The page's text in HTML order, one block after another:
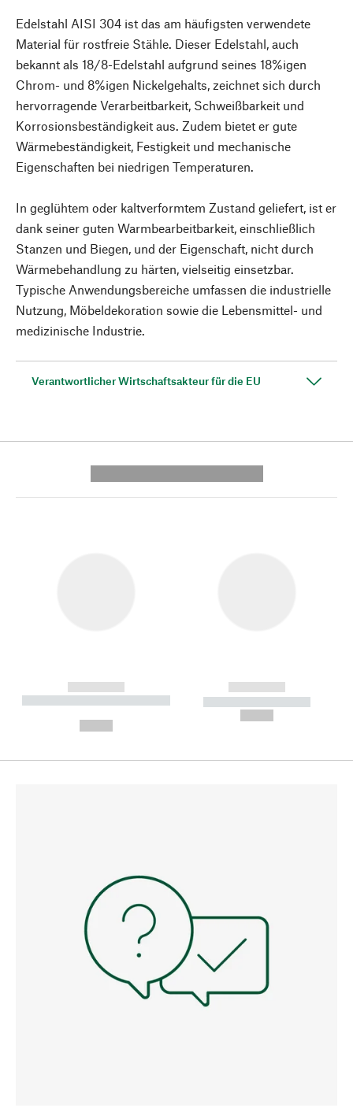
Edelstahl AISI 304 ist das am häufigsten verwendete
Material für rostfreie Stähle. Dieser Edelstahl, auch
bekannt als 18/8-Edelstahl aufgrund seines 18%igen
Chrom- und 8%igen Nickelgehalts, zeichnet sich durch
hervorragende Verarbeitbarkeit, Schweißbarkeit und
Korrosionsbeständigkeit aus. Zudem bietet er gute
Wärmebeständigkeit, Festigkeit und mechanische
Eigenschaften bei niedrigen Temperaturen.
In geglühtem oder kaltverformtem Zustand geliefert, ist er
dank seiner guten Warmbearbeitbarkeit, einschließlich
Stanzen und Biegen, und der Eigenschaft, nicht durch
Wärmebehandlung zu härten, vielseitig einsetzbar.
Typische Anwendungsbereiche umfassen die industrielle
Nutzung, Möbeldekoration sowie die Lebensmittel- und
medizinische Industrie.
Verantwortlicher Wirtschaftsakteur für die EU
------------
----------- ----------- --------
------------
----------- -----------